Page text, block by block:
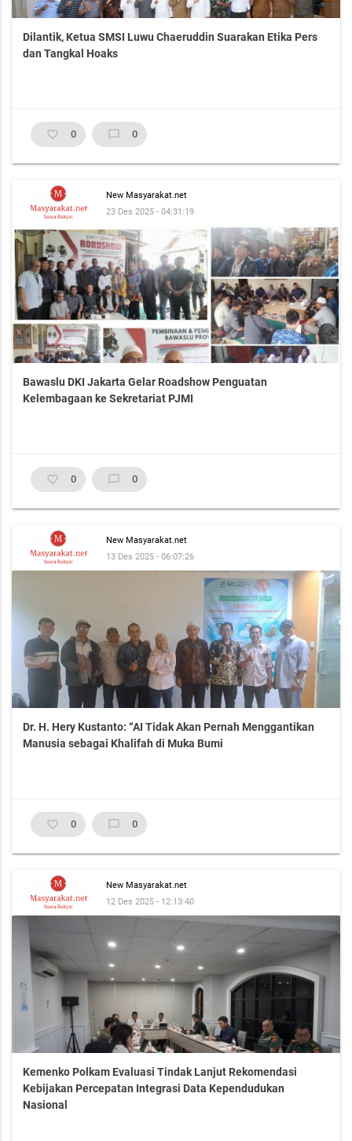
Dilantik, Ketua SMSI Luwu Chaeruddin Suarakan Etika Pers
dan Tangkal Hoaks
favorite_border 0 chat_bubble_outline 0
New Masyarakat.net
23 Des 2025 - 04:31:19
Bawaslu DKI Jakarta Gelar Roadshow Penguatan
Kelembagaan ke Sekretariat PJMI
favorite_border 0 chat_bubble_outline 0
New Masyarakat.net
13 Des 2025 - 06:07:26
Dr. H. Hery Kustanto: “AI Tidak Akan Pernah Menggantikan
Manusia sebagai Khalifah di Muka Bumi
favorite_border 0 chat_bubble_outline 0
New Masyarakat.net
12 Des 2025 - 12:13:40
Kemenko Polkam Evaluasi Tindak Lanjut Rekomendasi
Kebijakan Percepatan Integrasi Data Kependudukan
Nasional